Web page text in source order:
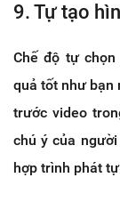
9. Tự tạo
Chế độ tự
quả tốt như bạn
trước video
chú ý của
hợp trình phát